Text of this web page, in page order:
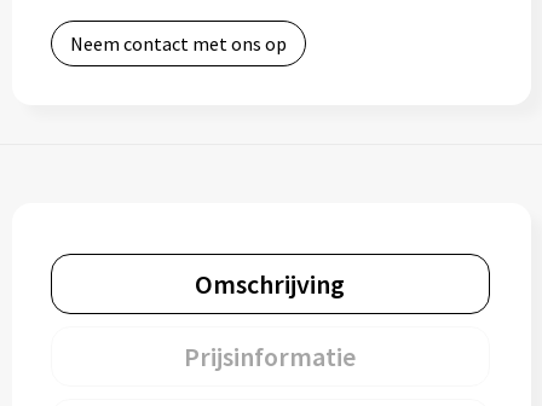
Neem contact met ons op
Omschrijving
Prijsinformatie